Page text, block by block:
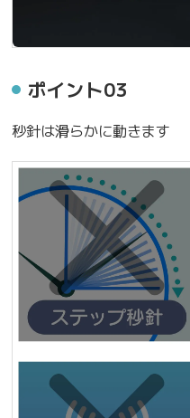
ポイント03
秒針は滑らかに動きます